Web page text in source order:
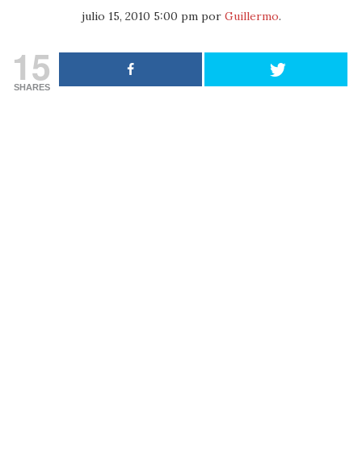
julio 15, 2010 5:00 pmpor Guillermo.
15
SHARES